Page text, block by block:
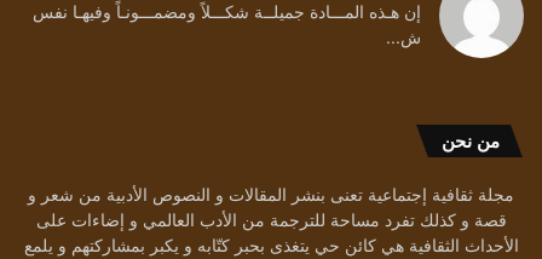
إن هـذه المـــادة جميلــة شكـــلاً ومضمـــونـاً وفيهـا نفس
ش...
من نحن
مجلة ثقافية إجتماعية تعنى بنشر المقالات و النصوص الأدبية من شعر و
قصة و كذلك تفرد مساحة للترجمة من الأدب العالمي و إضاءات على
الأحداث الثقافية هي كائن حي يتغذى بحبر كتّابه و يكبر بمشاركتهم و يلمع